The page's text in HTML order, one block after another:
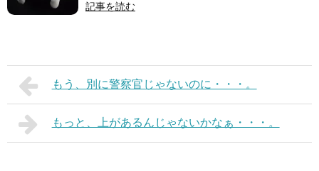
記事を読む
もう、別に警察官じゃないのに・・・。
もっと、上があるんじゃないかなぁ・・・。